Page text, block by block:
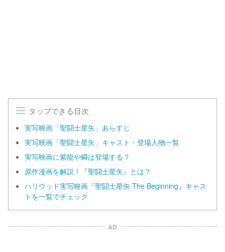
タップできる目次
実写映画「聖闘士星矢」あらすじ
実写映画「聖闘士星矢」キャスト・登場人物一覧
実写映画に紫龍や瞬は登場する？
原作漫画を解説！『聖闘士星矢』とは？
ハリウッド実写映画『聖闘士星矢 The Beginning』キャス
トを一覧でチェック
AD